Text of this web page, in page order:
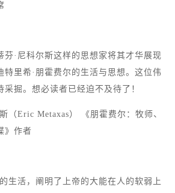
芬·尼科尔斯这样的思想家将其才华展现
特里希·朋霍费尔的生活与思想。这位伟
采掘。想必读者已经迫不及待了！
Eric Metaxas） 《朋霍费尔：牧师、
》作者
生活，阐明了上帝的大能在人的软弱上